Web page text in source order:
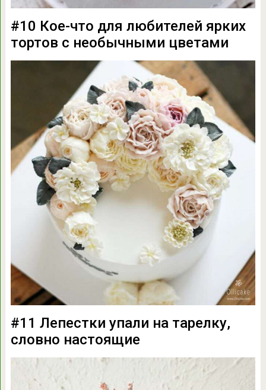
#10 Кое-что для любителей ярких
тортов с необычными цветами
#11 Лепестки упали на тарелку,
словно настоящие